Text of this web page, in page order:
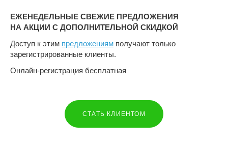
ЕЖЕНЕДЕЛЬНЫЕ СВЕЖИЕ ПРЕДЛОЖЕНИЯ
НА АКЦИИ С ДОПОЛНИТЕЛЬНОЙ СКИДКОЙ
Доступ к этим предложениям получают только
зарегистрированные клиенты.
Онлайн-регистрация бесплатная
СТАТЬ КЛИЕНТОМ